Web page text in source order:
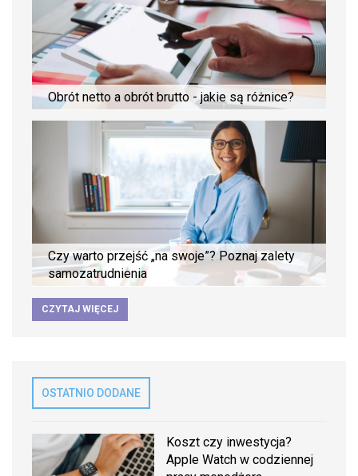
Obrót netto a obrót brutto - jakie są różnice?
Czy warto przejść „na swoje”? Poznaj zalety
samozatrudnienia
CZYTAJ WIĘCEJ
OSTATNIO DODANE
Koszt czy inwestycja?
Apple Watch w codziennej